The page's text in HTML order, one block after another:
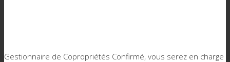
Gestionnaire de Copropriétés Confirmé, vous serez en